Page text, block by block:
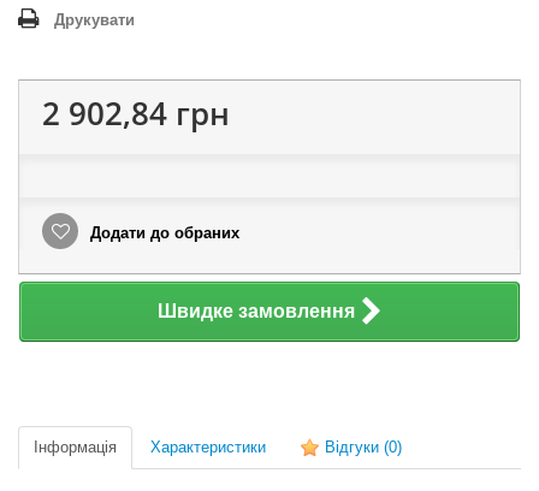
Друкувати
2 902,84 грн
Додати до обраних
Швидке замовлення
Інформація Характеристики Відгуки (0)